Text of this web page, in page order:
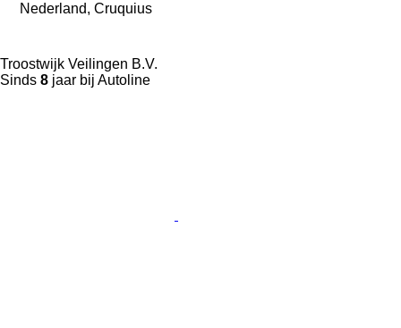
Nederland, Cruquius
Troostwijk Veilingen B.V.
Sinds 8 jaar bij Autoline